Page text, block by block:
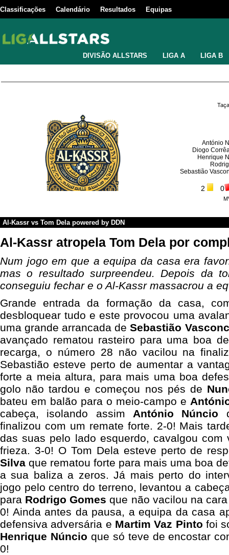
Classificações Calendário Resultados Equipas
DIVISÃO ALLSTARS LIGA A LIGA B
António
Diogo
Henrique
Sebastião
2 0
Al-Kassr vs Tom Dela powered by DDN
Al-Kassr atropela Tom Dela por
Num jogo em que a equipa da casa era
mas o resultado surpreendeu. Depois da
conseguiu fechar e o Al-Kassr massacrou a
Grande entrada da formação da casa,
desbloquear tudo e este provocou uma
uma grande arrancada deSebastião
avançado rematou rasteiro para uma boa
recarga, o número 28 não vacilou na
Sebastião esteve perto de aumentar a
forte a meia altura, para mais uma boa
golo não tardou e começou nos pés de
bateu em balão para o meio-campo e
cabeça, isolando assim António Núncio
finalizou com um remate forte. 2-0! Mais
das suas pelo lado esquerdo, cavalgou com
frieza. 3-0! O Tom Dela esteve perto de
Silva que rematou forte para mais uma boa
a sua baliza a zeros. Já mais perto do
jogo pelo centro do terreno, levantou a
para Rodrigo Gomes que não vacilou na
0! Ainda antes da pausa, a equipa da casa
defensiva adversária e Martim Vaz Pinto foi
Henrique Núncio que só teve de encostar
0!